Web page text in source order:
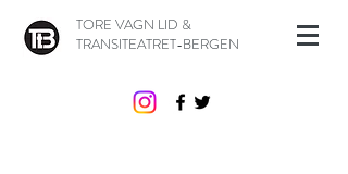
TORE VAGN LID &
TRANSITEATRET-BERGEN